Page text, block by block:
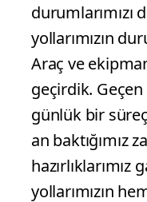
durumlarımızı
yollarımızın
Araç ve
geçirdik.
günlük bir
an baktığımız
hazırlıklarımız
yollarımızın